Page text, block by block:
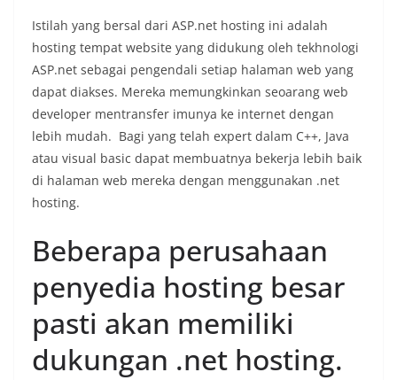
Istilah yang bersal dari ASP.net hosting ini adalah
hosting tempat website yang didukung oleh tekhnologi
ASP.net sebagai pengendali setiap halaman web yang
dapat diakses. Mereka memungkinkan seoarang web
developer mentransfer imunya ke internet dengan
lebih mudah. Bagi yang telah expert dalam C++, Java
atau visual basic dapat membuatnya bekerja lebih baik
di halaman web mereka dengan menggunakan .net
hosting.
Beberapa perusahaan
penyedia hosting besar
pasti akan memiliki
dukungan .net hosting.